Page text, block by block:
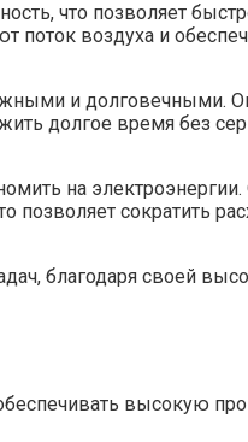
что позволяет
воздуха и
и долговечными.
долгое время без
на
сократить
благодаря своей
высокую